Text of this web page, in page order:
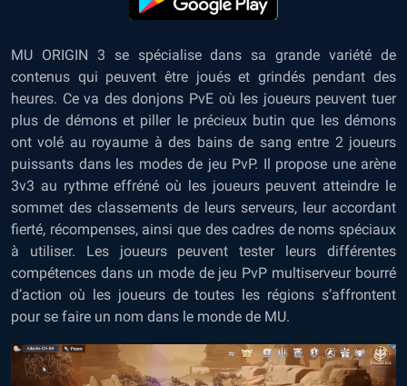
MU ORIGIN 3 se spécialise dans sa grande variété de
contenus qui peuvent être joués et grindés pendant des
heures. Ce va des donjons PvE où les joueurs peuvent tuer
plus de démons et piller le précieux butin que les démons
ont volé au royaume à des bains de sang entre 2 joueurs
puissants dans les modes de jeu PvP. Il propose une arène
3v3 au rythme effréné où les joueurs peuvent atteindre le
sommet des classements de leurs serveurs, leur accordant
fierté, récompenses, ainsi que des cadres de noms spéciaux
à utiliser. Les joueurs peuvent tester leurs différentes
compétences dans un mode de jeu PvP multiserveur bourré
d’action où les joueurs de toutes les régions s’affrontent
pour se faire un nom dans le monde de MU.